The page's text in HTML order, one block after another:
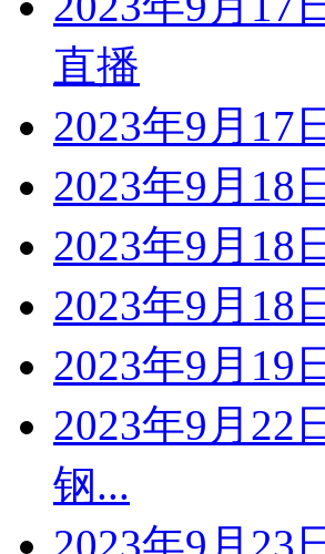
直播
2023年9月17
2023年9月18
2023年9月18
2023年9月18
2023年9月19
2023年9月22
钢...
2023年9月23